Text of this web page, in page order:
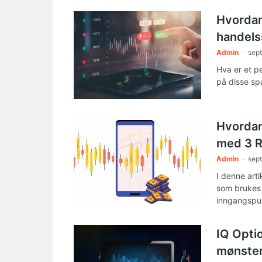
Admin -
Hva er et
på disse
med 3
Admin -
I denne
som
IQ